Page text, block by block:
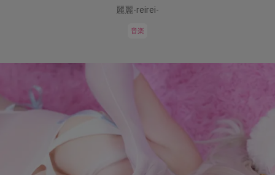
麗麗-reirei-
音楽